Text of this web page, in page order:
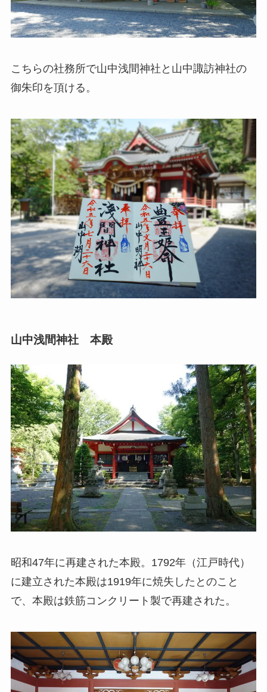
こちらの社務所で山中浅間神社と山中諏訪神社の
御朱印を頂ける。
山中浅間神社 本殿
昭和47年に再建された本殿。1792年（江戸時代）
に建立された本殿は1919年に焼失したとのこと
で、本殿は鉄筋コンクリート製で再建された。